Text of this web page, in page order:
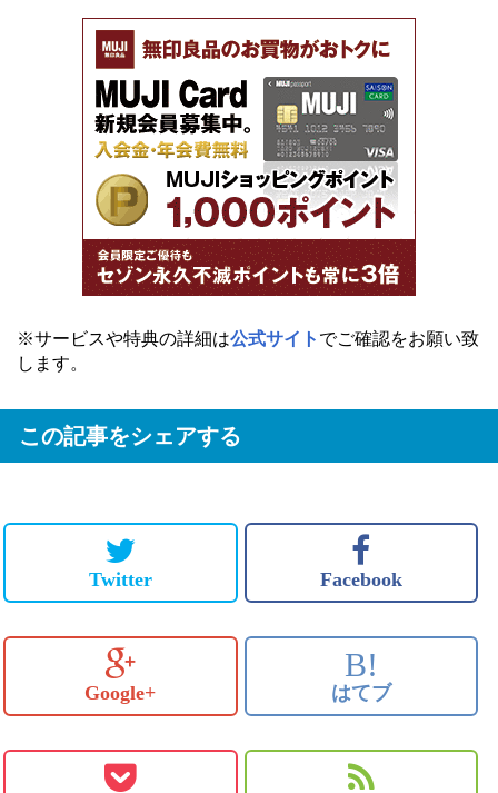
※サービスや特典の詳細は公式サイト でご確認をお願い致
します。
この記事をシェアする
Twitter Facebook
Google+
B!
はてブ